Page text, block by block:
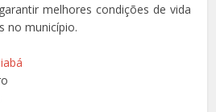
melhores condições de vida
no município.